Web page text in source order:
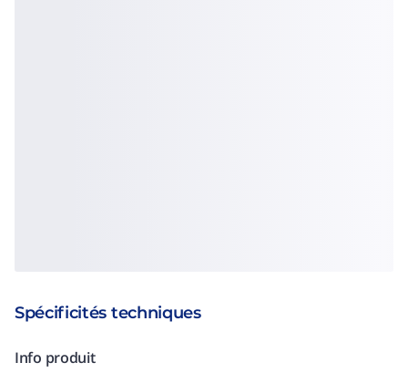
Spécificités techniques
Info produit